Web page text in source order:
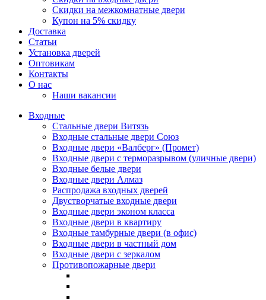
Скидки на межкомнатные двери
Купон на 5% скидку
Доставка
Статьи
Установка дверей
Оптовикам
Контакты
О нас
Наши вакансии
Входные
Стальные двери Витязь
Входные стальные двери Союз
Входные двери «Валберг» (Промет)
Входные двери с терморазрывом (уличные двери)
Входные белые двери
Входные двери Алмаз
Распродажа входных дверей
Двустворчатые входные двери
Входные двери эконом класса
Входные двери в квартиру
Входные тамбурные двери (в офис)
Входные двери в частный дом
Входные двери с зеркалом
Противопожарные двери